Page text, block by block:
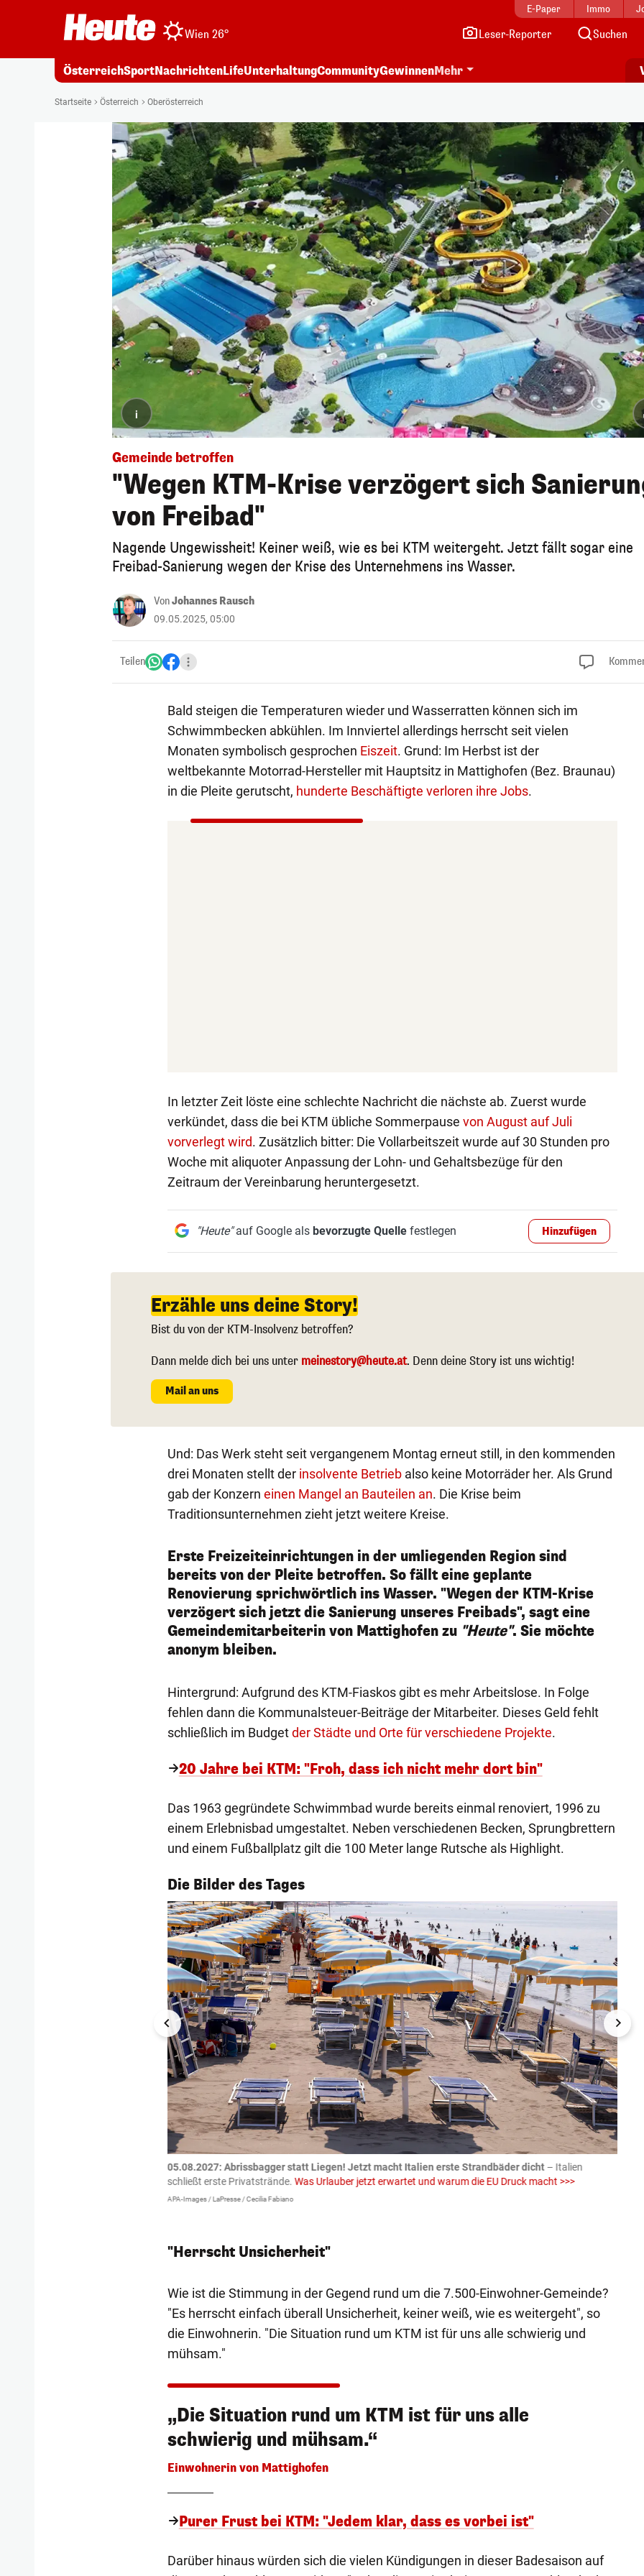
E-Paper Immo
Wien 26° Leser-Reporter Suchen
ÖsterreichSportNachrichtenLifeUnterhaltungCommunityGewinnenMehr
Startseite Österreich Oberösterreich
i
Gemeinde betroffen
"Wegen KTM-Krise verzögert sich
von Freibad"
Nagende Ungewissheit! Keiner weiß, wie es bei KTM weitergeht. Jetzt fällt sogar eine
Freibad-Sanierung wegen der Krise des Unternehmens ins Wasser.
VonJohannes Rausch
09.05.2025, 05:00
Teilen
Bald steigen die Temperaturen wieder und Wasserratten können sich im
Schwimmbecken abkühlen. Im Innviertel allerdings herrscht seit vielen
Monaten symbolisch gesprochen Eiszeit. Grund: Im Herbst ist der
weltbekannte Motorrad-Hersteller mit Hauptsitz in Mattighofen (Bez. Braunau)
in die Pleite gerutscht, hunderte Beschäftigte verloren ihre Jobs.
In letzter Zeit löste eine schlechte Nachricht die nächste ab. Zuerst wurde
verkündet, dass die bei KTM übliche Sommerpause von August auf Juli
vorverlegt wird. Zusätzlich bitter: Die Vollarbeitszeit wurde auf 30 Stunden pro
Woche mit aliquoter Anpassung der Lohn- und Gehaltsbezüge für den
Zeitraum der Vereinbarung heruntergesetzt.
"Heute"auf Google als bevorzugte Quellefestlegen Hinzufügen
Erzähle uns deine Story!
Bist du von der KTM-Insolvenz betroffen?
Dann melde dich bei uns unter meinestory@heute.at. Denn deine Story ist uns wichtig!
Mail an uns
Und: Das Werk steht seit vergangenem Montag erneut still, in den kommenden
drei Monaten stellt der insolvente Betriebalso keine Motorräder her. Als Grund
gab der Konzern einen Mangel an Bauteilen an. Die Krise beim
Traditionsunternehmen zieht jetzt weitere Kreise.
Erste Freizeiteinrichtungen in der umliegenden Region sind
bereits von der Pleite betroffen. So fällt eine geplante
Renovierung sprichwörtlich ins Wasser. "Wegen der KTM-Krise
verzögert sich jetzt die Sanierung unseres Freibads", sagt eine
Gemeindemitarbeiterin von Mattighofen zu "Heute". Sie möchte
anonym bleiben.
Hintergrund: Aufgrund des KTM-Fiaskos gibt es mehr Arbeitslose. In Folge
fehlen dann die Kommunalsteuer-Beiträge der Mitarbeiter. Dieses Geld fehlt
schließlich im Budgetder Städte und Orte für verschiedene Projekte.
20 Jahre bei KTM: "Froh, dass ich nicht mehr dort bin"
Das 1963 gegründete Schwimmbad wurde bereits einmal renoviert, 1996 zu
einem Erlebnisbad umgestaltet. Neben verschiedenen Becken, Sprungbrettern
und einem Fußballplatz gilt die 100 Meter lange Rutsche als Highlight.
Die Bilder des Tages
1/53
05.08.2027: Abrissbagger statt Liegen! Jetzt macht Italien erste Strandbäder dicht– Italien
schließt erste Privatstrände.Was Urlauber jetzt erwartet und warum die EU Druck macht >>>
APA-Images / LaPresse / Cecilia Fabiano
"Herrscht Unsicherheit"
Wie ist die Stimmung in der Gegend rund um die 7.500-Einwohner-Gemeinde?
"Es herrscht einfach überall Unsicherheit, keiner weiß, wie es weitergeht", so
die Einwohnerin. "Die Situation rund um KTM ist für uns alle schwierig und
mühsam."
„Die Situation rund um KTM ist für uns alle
schwierig und mühsam.“
Einwohnerin von Mattighofen
Purer Frust bei KTM: "Jedem klar, dass es vorbei ist"
Darüber hinaus würden sich die vielen Kündigungen in dieser Badesaison auf